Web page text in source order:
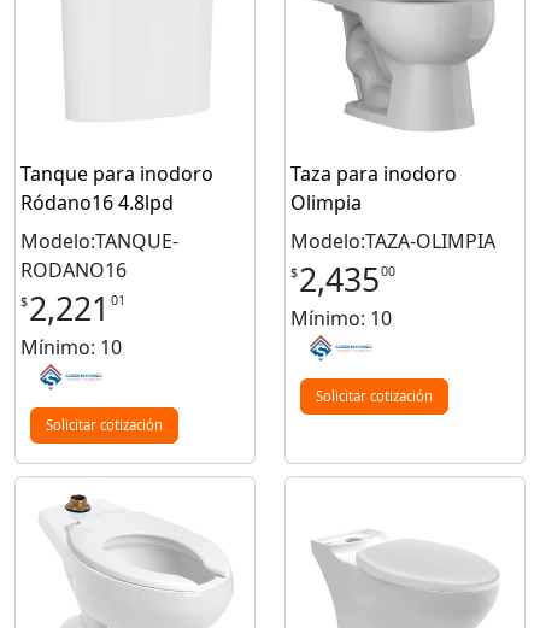
Tanque para inodoro
Ródano16 4.8lpd
Modelo:TANQUE-
RODANO16
$2,221 01
Mínimo: 10
Solicitar cotización
Taza para inodoro
Olimpia
Modelo:TAZA-OLIMPIA
$2,43500
Mínimo: 10
Solicitar cotización